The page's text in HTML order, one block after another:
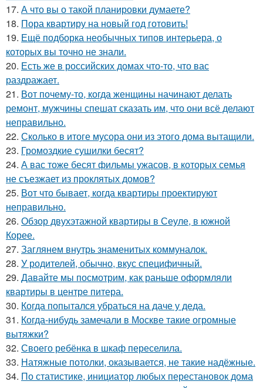
17. А что вы о такой планировки думаете?
18. Пора квартиру на новый год готовить!
19. Ещё подборка необычных типов интерьера, о
которых вы точно не знали.
20. Есть же в российских домах что-то, что вас
раздражает.
21. Вот почему-то, когда женщины начинают делать
ремонт, мужчины спешат сказать им, что они всё делают
неправильно.
22. Сколько в итоге мусора они из этого дома вытащили.
23. Громоздкие сушилки бесят?
24. А вас тоже бесят фильмы ужасов, в которых семья
не съезжает из проклятых домов?
25. Вот что бывает, когда квартиры проектируют
неправильно.
26. Обзор двухэтажной квартиры в Сеуле, в южной
Корее.
27. Заглянем внутрь знаменитых коммуналок.
28. У родителей, обычно, вкус специфичный.
29. Давайте мы посмотрим, как раньше оформляли
квартиры в центре питера.
30. Когда попытался убраться на даче у деда.
31. Когда-нибудь замечали в Москве такие огромные
вытяжки?
32. Своего ребёнка в шкаф переселила.
33. Натяжные потолки, оказывается, не такие надёжные.
34. По статистике, инициатор любых перестановок дома